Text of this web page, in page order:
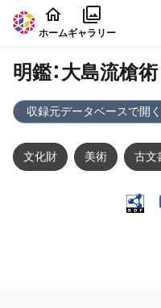
本文に飛ぶ
ホームギャラリー
明鑑：大島流槍術
収録元データベースで開く
文化財 美術 古文